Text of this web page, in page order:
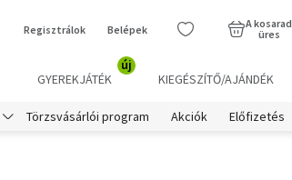
Regisztrálok Belépek
A kosarad
üres
GYEREKJÁTÉK
új
KIEGÉSZÍTŐ/AJÁNDÉK
Törzsvásárlói program Akciók Előfizetés